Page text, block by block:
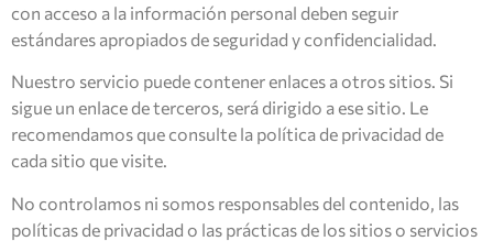
con acceso a la información personal deben seguir
estándares apropiados de seguridad y confidencialidad.
Nuestro servicio puede contener enlaces a otros sitios. Si
sigue un enlace de terceros, será dirigido a ese sitio. Le
recomendamos que consulte la política de privacidad de
cada sitio que visite.
No controlamos ni somos responsables del contenido, las
políticas de privacidad o las prácticas de los sitios o servicios